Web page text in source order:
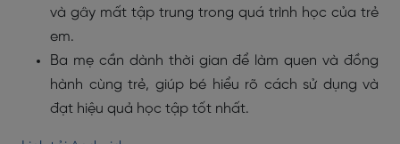
và gây mất tập trung trong quá trình học của trẻ
em.
Ba mẹ cần dành thời gian để làm quen và đồng
hành cùng trẻ, giúp bé hiểu rõ cách sử dụng và
đạt hiệu quả học tập tốt nhất.